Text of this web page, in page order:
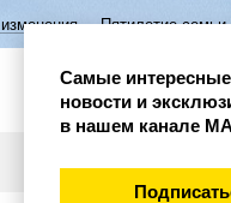
семьи в Нижегородской
Самые интересные
новости и
в нашем канале